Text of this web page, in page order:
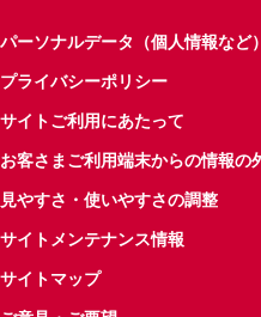
パーソナルデータ（個人情報など
プライバシーポリシー
サイトご利用にあたって
お客さまご利用端末からの情報の
見やすさ・使いやすさの調整
サイトメンテナンス情報
サイトマップ